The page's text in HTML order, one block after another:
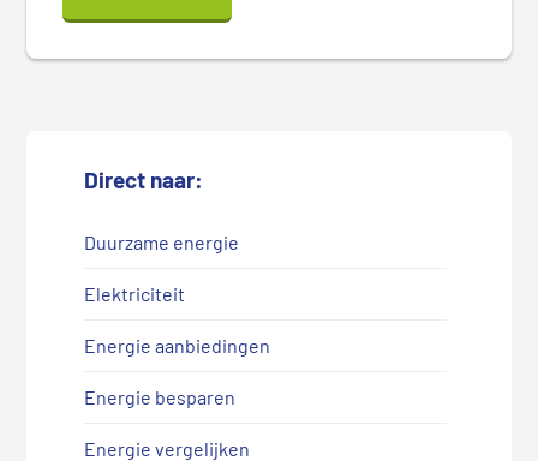
Direct naar:
Duurzame energie
Elektriciteit
Energie aanbiedingen
Energie besparen
Energie vergelijken